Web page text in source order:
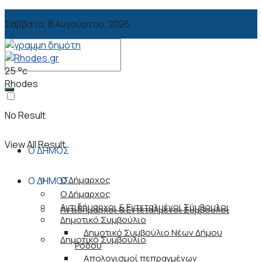
Σάββατο, 8 Αυγούστου, 2026
No Result
View All Result
25°c
Rhodes
Ο ΔΗΜΟΣ
Ο Δήμαρχος
Αντιδήμαρχοι & Εντεταλμένοι Σύμβουλοι
Δημοτικό Συμβούλιο
Ο ΔΗΜΟΣ
Ο Δήμαρχος
Αντιδήμαρχοι & Εντεταλμένοι Σύμβουλοι
Δημοτικό Συμβούλιο
Δημοτικό Συμβούλιο Νέων Δήμου
Ρόδου
Απολογισμοί πεπραγμένων